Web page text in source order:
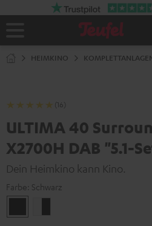
Startseite
HEIMKINO
(16)
ULTIMA 40
X2700H DAB "5.1-
Dein Heimkino kann Kino.
Farbe: Schwarz